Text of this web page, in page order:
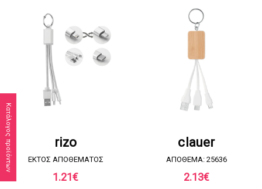
Κατάλογος προϊόντων rizo
EKTOΣ ΑΠΟΘΕΜΑΤΟΣ
1.21€
clauer
ΑΠΟΘΕΜΑ: 25636
2.13€